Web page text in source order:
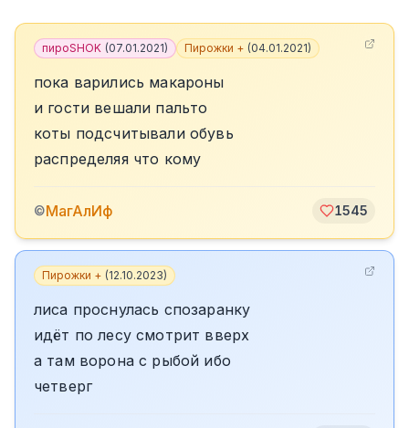
пироSHOK (07.01.2021) Пирожки + (04.01.2021)
пока варились макароны
и гости вешали пальто
коты подсчитывали обувь
распределяя что кому
©МагАлИф 1545
Пирожки + (12.10.2023)
лиса проснулась спозаранку
идёт по лесу смотрит вверх
а там ворона с рыбой ибо
четверг